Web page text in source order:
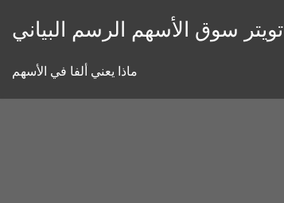
تويتر سوق الأسهم الرسم البياني
ماذا يعني ألفا في الأسهم